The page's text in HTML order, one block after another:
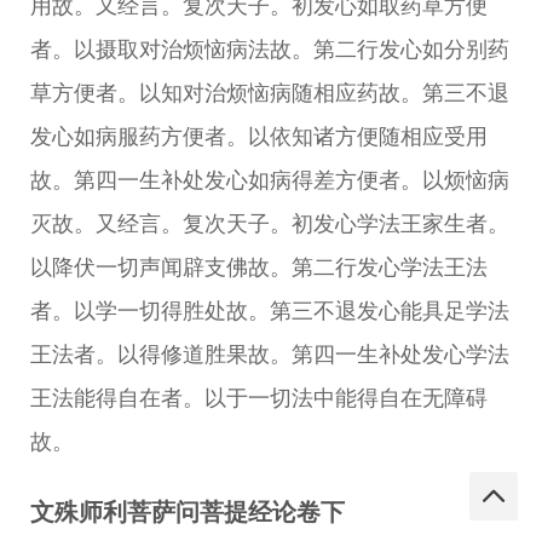
用故。又经言。复次天子。初发心如取药草方便
者。以摄取对治烦恼病法故。第二行发心如分别药
草方便者。以知对治烦恼病随相应药故。第三不退
发心如病服药方便者。以依知诸方便随相应受用
故。第四一生补处发心如病得差方便者。以烦恼病
灭故。又经言。复次天子。初发心学法王家生者。
以降伏一切声闻辟支佛故。第二行发心学法王法
者。以学一切得胜处故。第三不退发心能具足学法
王法者。以得修道胜果故。第四一生补处发心学法
王法能得自在者。以于一切法中能得自在无障碍
故。
文殊师利菩萨问菩提经论卷下